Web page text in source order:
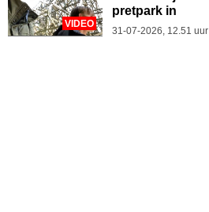
VIDEO
pretpark in
31-07-2026, 12.51 uur